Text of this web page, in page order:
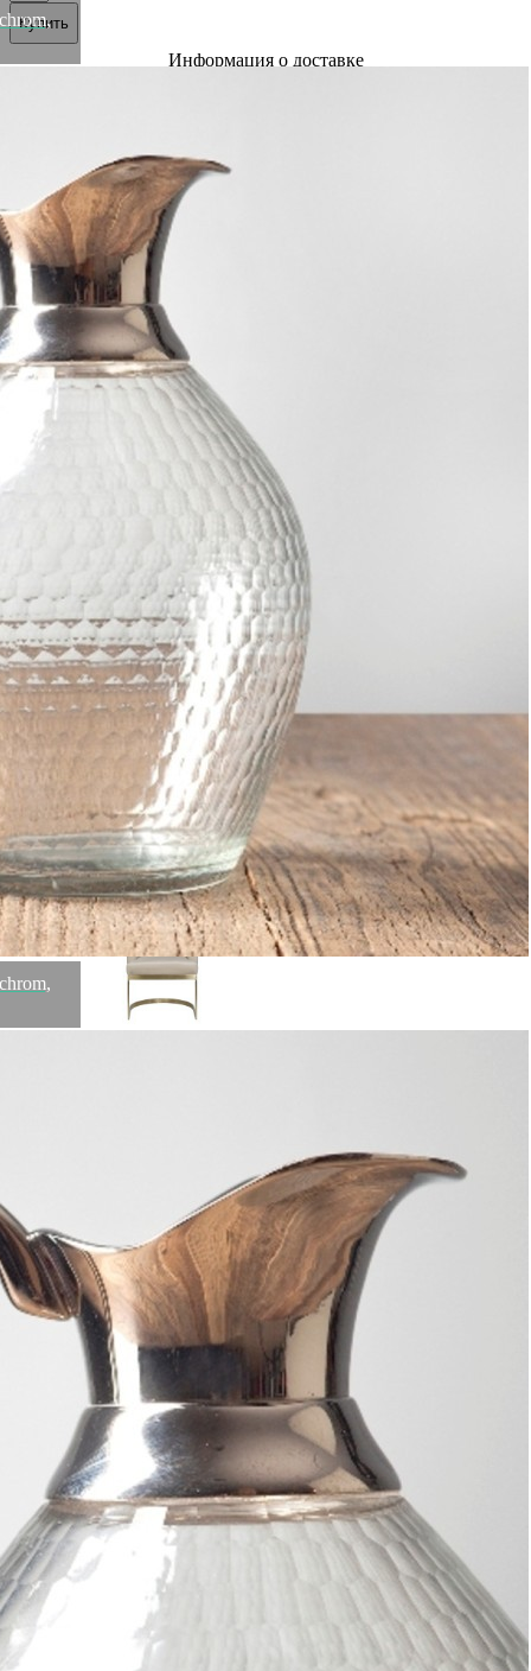
Купить
Информация о доставке
Самовывоз
ПВЗ СДЭК
Рассчитываем стоимость доставки...
Преимущества для клиентов
Закзать в интернет-магазине
Вступайте в ряды довольных клиентов! Создавайте
Вашу территорию уюта!
Доставка
Мы доставим ваш заказ курьером по Москве и Санкт-
Петербургу или службой доставки по всей России.
Оплатите заказ банковской картой, электронными
деньгами или наличными в ближайшем платежном
терминале или наличными.
Позвоните менеджеру по телефону или оформите заказ
Рекомендуем посмотреть
Сахарница S0216/58243/A2104238, костяной фарфор,
white, MIKASA
Быстрый просмотр
31 400₽
Скидка!
Люстра подвесная d.63см (TT-00012996)
Быстрый просмотр
78 400₽ 31 360₽
Шахматный набор buddy, натуральное дерево (56116)